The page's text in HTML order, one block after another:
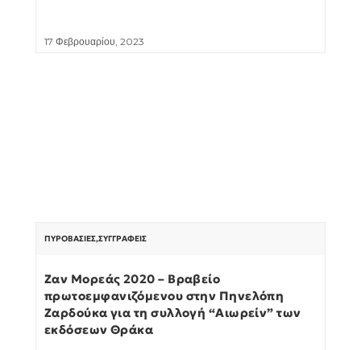
17 Φεβρουαρίου, 2023
ΠΥΡΟΒΑΣΊΕΣ,ΣΥΓΓΡΑΦΕΊΣ
Ζαν Μορεάς 2020 – Βραβείο
πρωτοεμφανιζόμενου στην Πηνελόπη
Ζαρδούκα για τη συλλογή “Αιωρείν” των
εκδόσεων Θράκα